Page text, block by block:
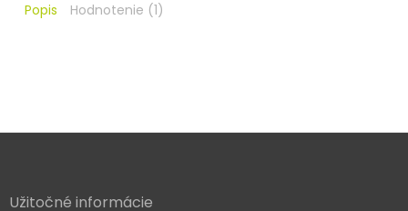
Popis Hodnotenie (1)
Z
äUžitočné informácie